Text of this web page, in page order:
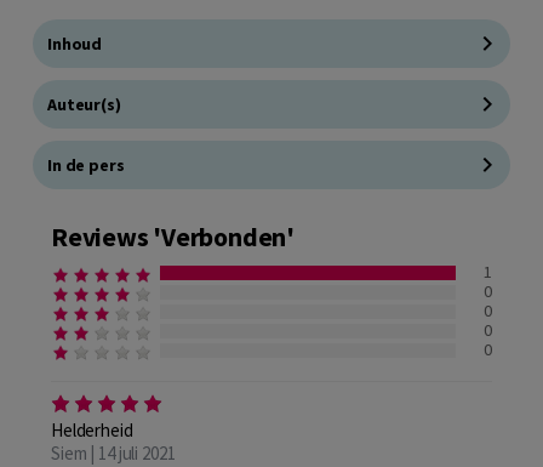
Inhoud
Auteur(s)
In de pers
Reviews 'Verbonden'
1
0
0
0
0
Helderheid
Siem | 14 juli 2021